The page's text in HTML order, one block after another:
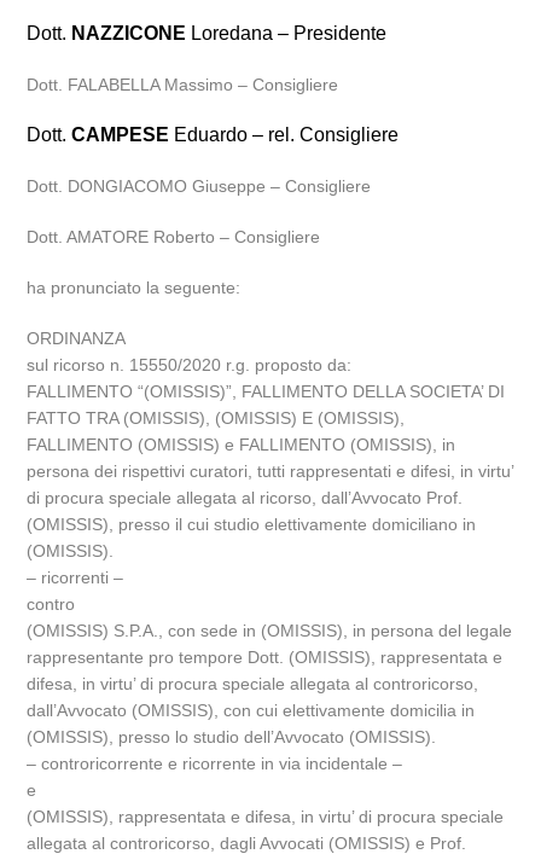
Dott. NAZZICONE Loredana – Presidente
Dott. FALABELLA Massimo – Consigliere
Dott.CAMPESE Eduardo – rel. Consigliere
Dott. DONGIACOMO Giuseppe – Consigliere
Dott. AMATORE Roberto – Consigliere
ha pronunciato la seguente:
ORDINANZA
sul ricorso n. 15550/2020 r.g. proposto da:
FALLIMENTO “(OMISSIS)”, FALLIMENTO DELLA SOCIETA’ DI
FATTO TRA (OMISSIS), (OMISSIS) E (OMISSIS),
FALLIMENTO (OMISSIS) e FALLIMENTO (OMISSIS), in
persona dei rispettivi curatori, tutti rappresentati e difesi, in virtu’
di procura speciale allegata al ricorso, dall’Avvocato Prof.
(OMISSIS), presso il cui studio elettivamente domiciliano in
(OMISSIS).
– ricorrenti –
contro
(OMISSIS) S.P.A., con sede in (OMISSIS), in persona del legale
rappresentante pro tempore Dott. (OMISSIS), rappresentata e
difesa, in virtu’ di procura speciale allegata al controricorso,
dall’Avvocato (OMISSIS), con cui elettivamente domicilia in
(OMISSIS), presso lo studio dell’Avvocato (OMISSIS).
– controricorrente e ricorrente in via incidentale –
e
(OMISSIS), rappresentata e difesa, in virtu’ di procura speciale
allegata al controricorso, dagli Avvocati (OMISSIS) e Prof.